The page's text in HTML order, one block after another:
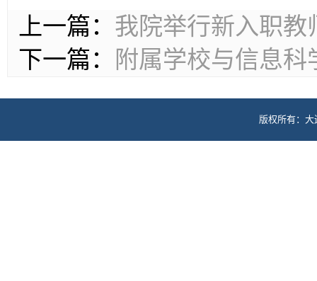
上一篇： 我院举行新入职教
下一篇：
附属学校与信息
版权所有：